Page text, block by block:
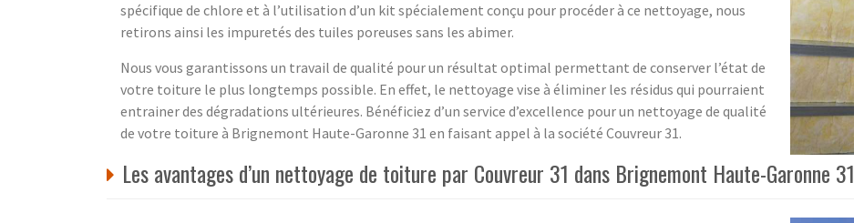
spécifique de chlore et à l’utilisation d’un kit spécialement conçu pour procéder à ce nettoyage, nous
retirons ainsi les impuretés des tuiles poreuses sans les abimer.
Nous vous garantissons un travail de qualité pour un résultat optimal permettant de conserver l’état de
votre toiture le plus longtemps possible. En effet, le nettoyage vise à éliminer les résidus qui pourraient
entrainer des dégradations ultérieures. Bénéficiez d’un service d’excellence pour un nettoyage de qualité
de votre toiture à Brignemont Haute-Garonne 31 en faisant appel à la société Couvreur 31.
Les avantages d’un nettoyage de toiture par Couvreur 31 dans Brignemont Haute-Garonne 31